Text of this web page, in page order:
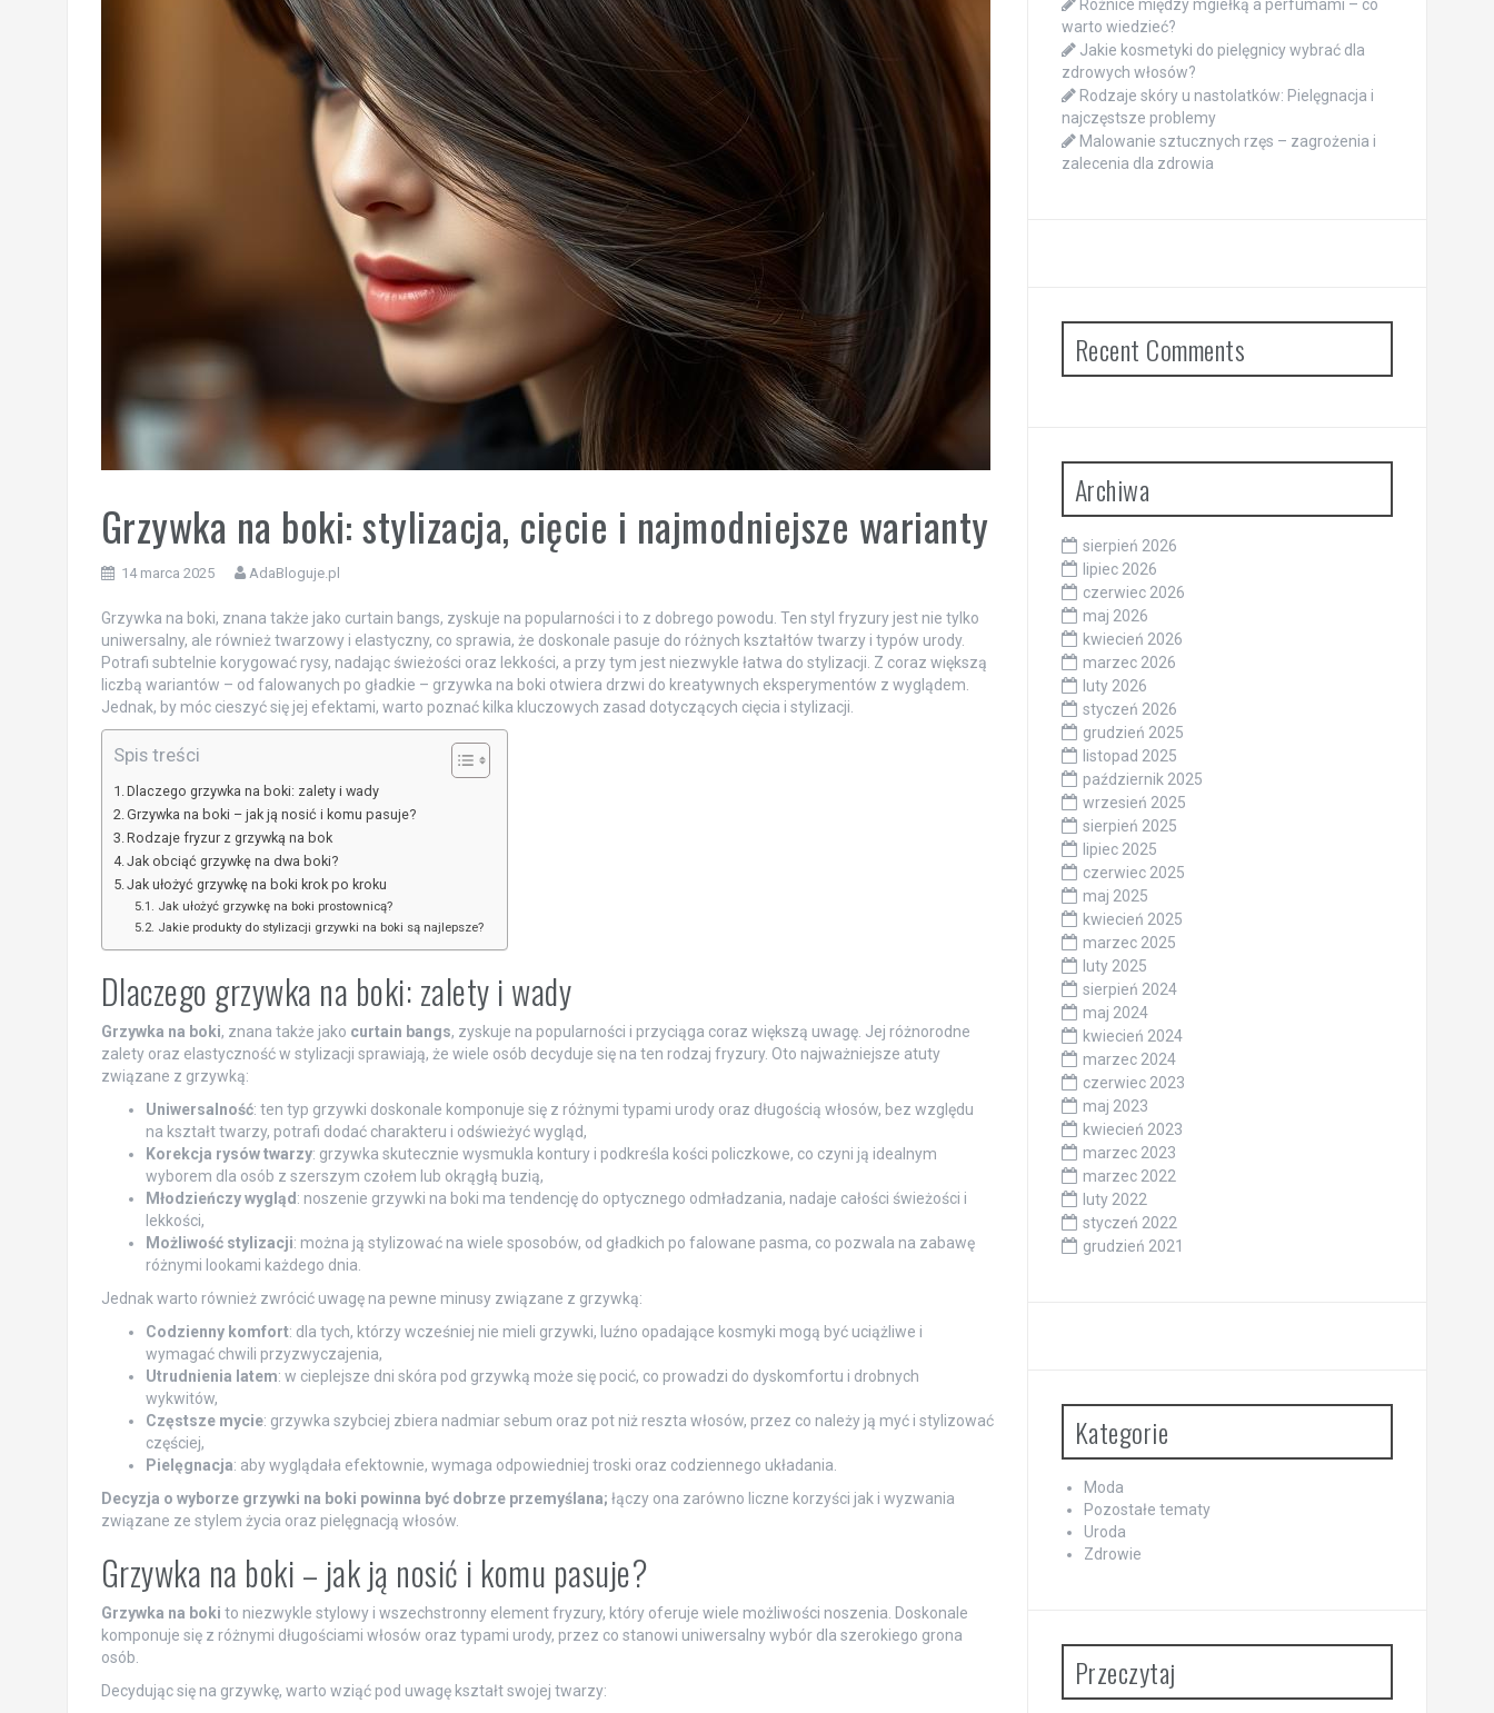
Grzywka na boki: stylizacja, cięcie i najmodniejsze warianty
14 marca 2025 AdaBloguje.pl
Grzywka na boki, znana także jako curtain bangs, zyskuje na popularności i to z dobrego powodu. Ten styl fryzury jest nie tylko
uniwersalny, ale również twarzowy i elastyczny, co sprawia, że doskonale pasuje do różnych kształtów twarzy i typów urody.
Potrafi subtelnie korygować rysy, nadając świeżości oraz lekkości, a przy tym jest niezwykle łatwa do stylizacji. Z coraz większą
liczbą wariantów – od falowanych po gładkie – grzywka na boki otwiera drzwi do kreatywnych eksperymentów z wyglądem.
Jednak, by móc cieszyć się jej efektami, warto poznać kilka kluczowych zasad dotyczących cięcia i stylizacji.
Spis treści
Dlaczego grzywka na boki: zalety i wady
Grzywka na boki – jak ją nosić i komu pasuje?
Rodzaje fryzur z grzywką na bok
Jak obciąć grzywkę na dwa boki?
Jak ułożyć grzywkę na boki krok po kroku
Jak ułożyć grzywkę na boki prostownicą?
Jakie produkty do stylizacji grzywki na boki są najlepsze?
Dlaczego grzywka na boki: zalety i wady
Grzywka na boki, znana także jako curtain bangs, zyskuje na popularności i przyciąga coraz większą uwagę. Jej różnorodne
zalety oraz elastyczność w stylizacji sprawiają, że wiele osób decyduje się na ten rodzaj fryzury. Oto najważniejsze atuty
związane z grzywką:
Uniwersalność: ten typ grzywki doskonale komponuje się z różnymi typami urody oraz długością włosów, bez względu
na kształt twarzy, potrafi dodać charakteru i odświeżyć wygląd,
Korekcja rysów twarzy: grzywka skutecznie wysmukla kontury i podkreśla kości policzkowe, co czyni ją idealnym
wyborem dla osób z szerszym czołem lub okrągłą buzią,
Młodzieńczy wygląd : noszenie grzywki na boki ma tendencję do optycznego odmładzania, nadaje całości świeżości i
lekkości,
Możliwość stylizacji: można ją stylizować na wiele sposobów, od gładkich po falowane pasma, co pozwala na zabawę
różnymi lookami każdego dnia.
Jednak warto również zwrócić uwagę na pewne minusy związane z grzywką:
Codzienny komfort: dla tych, którzy wcześniej nie mieli grzywki, luźno opadające kosmyki mogą być uciążliwe i
wymagać chwili przyzwyczajenia,
Utrudnienia latem: w cieplejsze dni skóra pod grzywką może się pocić, co prowadzi do dyskomfortu i drobnych
wykwitów,
Częstsze mycie: grzywka szybciej zbiera nadmiar sebum oraz pot niż reszta włosów, przez co należy ją myć i stylizować
częściej,
Pielęgnacja: aby wyglądała efektownie, wymaga odpowiedniej troski oraz codziennego układania.
Decyzja o wyborze grzywki na boki powinna być dobrze przemyślana; łączy ona zarówno liczne korzyści jak i wyzwania
związane ze stylem życia oraz pielęgnacją włosów.
Grzywka na boki – jak ją nosić i komu pasuje?
Grzywka na boki to niezwykle stylowy i wszechstronny element fryzury, który oferuje wiele możliwości noszenia. Doskonale
komponuje się z różnymi długościami włosów oraz typami urody, przez co stanowi uniwersalny wybór dla szerokiego grona
osób.
Decydując się na grzywkę, warto wziąć pod uwagę kształt swojej twarzy:
Różnice między mgiełką a perfumami – co
warto wiedzieć?
Jakie kosmetyki do pielęgnicy wybrać dla
zdrowych włosów?
Rodzaje skóry u nastolatków: Pielęgnacja i
najczęstsze problemy
Malowanie sztucznych rzęs – zagrożenia i
zalecenia dla zdrowia
Recent Comments
Archiwa
sierpień 2026
lipiec 2026
czerwiec 2026
maj 2026
kwiecień 2026
marzec 2026
luty 2026
styczeń 2026
grudzień 2025
listopad 2025
październik 2025
wrzesień 2025
sierpień 2025
lipiec 2025
czerwiec 2025
maj 2025
kwiecień 2025
marzec 2025
luty 2025
sierpień 2024
maj 2024
kwiecień 2024
marzec 2024
czerwiec 2023
maj 2023
kwiecień 2023
marzec 2023
marzec 2022
luty 2022
styczeń 2022
grudzień 2021
Kategorie
Moda
Pozostałe tematy
Uroda
Zdrowie
Przeczytaj